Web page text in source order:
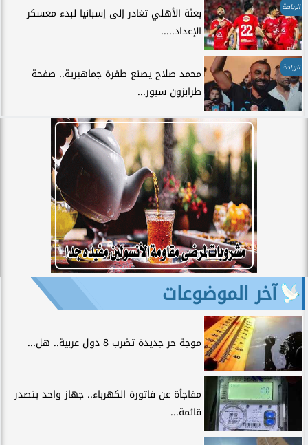
الرياضة
بعثة الأهلي تغادر إلى إسبانيا لبدء معسكر
الإعداد.....
الرياضة
محمد صلاح يصنع طفرة جماهيرية.. صفحة
طرابزون سبور...
آخر الموضوعات
موجة حر جديدة تضرب 8 دول عربية.. هل...
مفاجأة عن فاتورة الكهرباء.. جهاز واحد يتصدر
قائمة...